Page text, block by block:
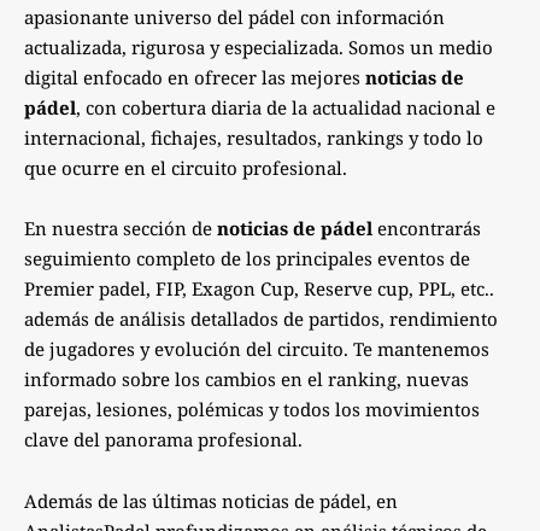
apasionante universo del pádel con información
actualizada, rigurosa y especializada. Somos un medio
digital enfocado en ofrecer las mejores noticias de
pádel, con cobertura diaria de la actualidad nacional e
internacional, fichajes, resultados, rankings y todo lo
que ocurre en el circuito profesional.
En nuestra sección de noticias de pádel encontrarás
seguimiento completo de los principales eventos de
Premier padel, FIP, Exagon Cup, Reserve cup, PPL, etc..
además de análisis detallados de partidos, rendimiento
de jugadores y evolución del circuito. Te mantenemos
informado sobre los cambios en el ranking, nuevas
parejas, lesiones, polémicas y todos los movimientos
clave del panorama profesional.
Además de las últimas noticias de pádel, en